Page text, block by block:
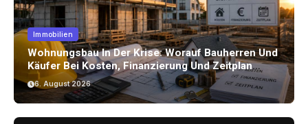
Immobilien
Wohnungsbau In Der Krise: Worauf Bauherren Und
Käufer Bei Kosten, Finanzierung Und Zeitplan
Achten Sollten
6. August 2026